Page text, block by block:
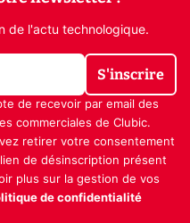
de l'actu technologique.
S'inscrire
de recevoir par email des
commerciales de Clubic.
retirer votre consentement
de désinscription présent
plus sur la gestion de vos
de confidentialité